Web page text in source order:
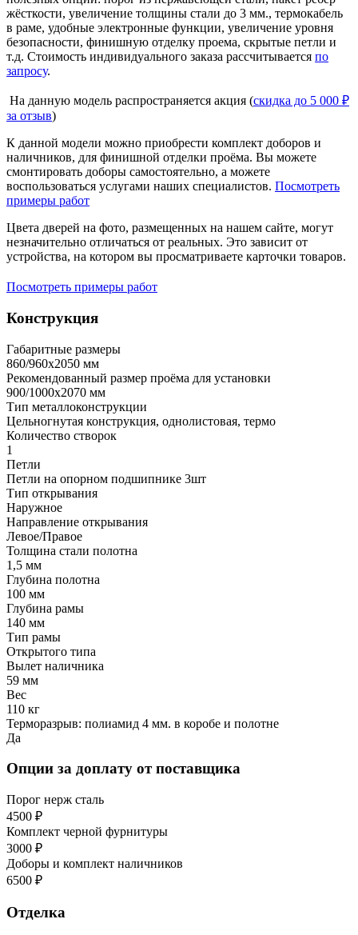
жёсткости, увеличение толщины стали до 3 мм., термокабель
в раме, удобные электронные функции, увеличение уровня
безопасности, финишную отделку проема, скрытые петли и
т.д. Стоимость индивидуального заказа рассчитывается по
запросу.
На данную модель распространяется акция (скидка до 5 000 ₽
за отзыв)
К данной модели можно приобрести комплект доборов и
наличников, для финишной отделки проёма. Вы можете
смонтировать доборы самостоятельно, а можете
воспользоваться услугами наших специалистов. Посмотреть
примеры работ
Цвета дверей на фото, размещенных на нашем сайте, могут
незначительно отличаться от реальных. Это зависит от
устройства, на котором вы просматриваете карточки товаров.
Посмотреть примеры работ
Конструкция
Габаритные размеры
860/960х2050 мм
Рекомендованный размер проёма для установки
900/1000х2070 мм
Тип металлоконструкции
Цельногнутая конструкция, однолистовая, термо
Количество створок
1
Петли
Петли на опорном подшипнике 3шт
Тип открывания
Наружное
Направление открывания
Левое/Правое
Толщина стали полотна
1,5 мм
Глубина полотна
100 мм
Глубина рамы
140 мм
Тип рамы
Открытого типа
Вылет наличника
59 мм
Вес
110 кг
Терморазрыв: полиамид 4 мм. в коробе и полотне
Да
Опции за доплату от поставщика
Порог нерж сталь
4500 ₽
Комплект черной фурнитуры
3000 ₽
Доборы и комплект наличников
6500 ₽
Отделка